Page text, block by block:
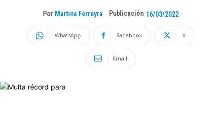
Por Martina Ferreyra Publicación 16/03/2022
WhatsApp Facebook X
Email